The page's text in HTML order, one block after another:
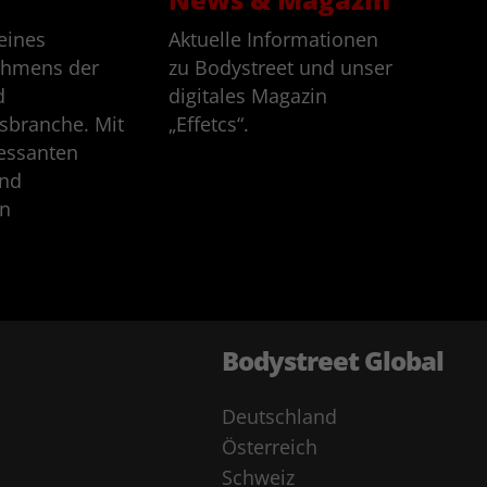
der
Mit
Aktuelle Informationen
zu Bodystreet und unser
digitales Magazin
„Effetcs“.
Bodystreet Global
Deutschland
Österreich
Schweiz